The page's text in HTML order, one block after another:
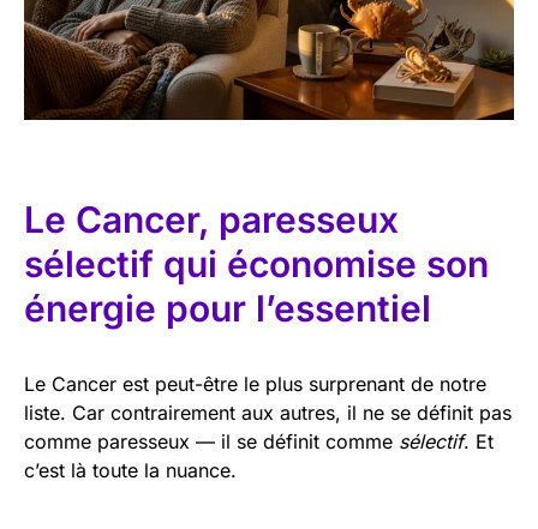
Le Cancer, paresseux
sélectif qui économise son
énergie pour l’essentiel
Le Cancer est peut-être le plus surprenant de notre
liste. Car contrairement aux autres, il ne se définit pas
comme paresseux — il se définit comme sélectif. Et
c’est là toute la nuance.